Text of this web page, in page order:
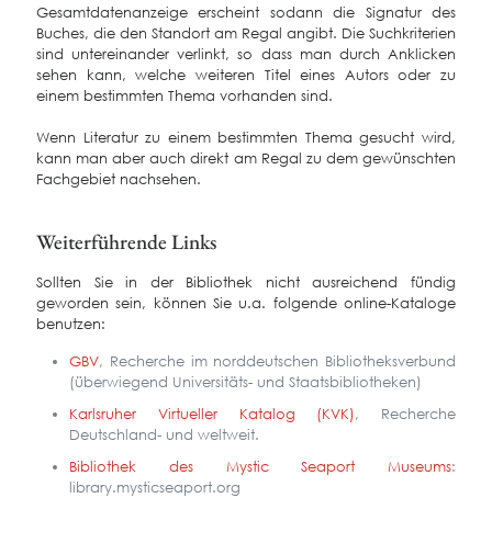
Gesamtdatenanzeige erscheint sodann die Signatur des
Buches, die den Standort am Regal angibt. Die Suchkriterien
sind untereinander verlinkt, so dass man durch Anklicken
sehen kann, welche weiteren Titel eines Autors oder zu
einem bestimmten Thema vorhanden sind.
Wenn Literatur zu einem bestimmten Thema gesucht wird,
kann man aber auch direkt am Regal zu dem gewünschten
Fachgebiet nachsehen.
Weiterführende Links
Sollten Sie in der Bibliothek nicht ausreichend fündig
geworden sein, können Sie u.a. folgende online-Kataloge
benutzen:
GBV, Recherche im norddeutschen Bibliotheksverbund
(überwiegend Universitäts- und Staatsbibliotheken)
Karlsruher Virtueller Katalog (KVK), Recherche
Deutschland- und weltweit.
Bibliothek des Mystic Seaport Museums:
library.mysticseaport.org